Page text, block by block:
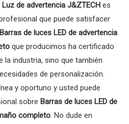
Luz de advertencia J&ZTECH es
que puede satisfacer
Barras de luces LED de advertencia
que producimos ha certificado
la industria, sino que también
de personalización.
y oportuno y usted puede
sobre Barras de luces LED de
completo. No dude en